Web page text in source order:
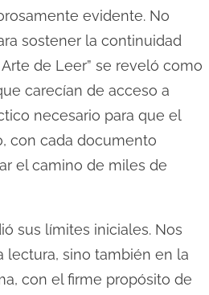
evidente. No
sostener la continuidad
de Leer” se reveló como
carecían de acceso a
necesario para que el
con cada documento
el camino de miles de
sus límites iniciales. Nos
lectura, sino también en la
con el firme propósito de